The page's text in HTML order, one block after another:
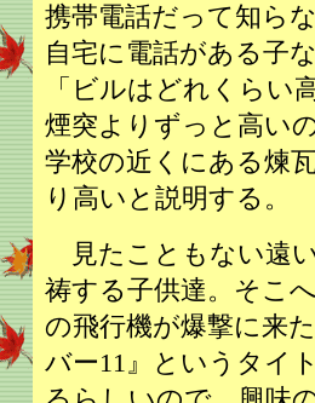
携帯電話だって知ら
自宅に電話がある子
「ビルはどれくら
煙突よりずっと高い
学校の近くにある煉
り高いと説明する。
見たこともない遠
祷する子供達。そこ
の飛行機が爆撃に来
バー11』というタイ